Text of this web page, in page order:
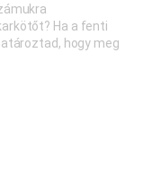
Ha a fenti
hogy meg